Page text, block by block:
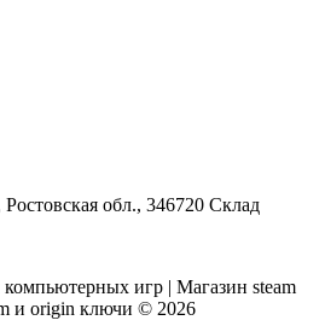
обл., 346720 Склад
игр | Магазин steam
и origin ключи © 2026